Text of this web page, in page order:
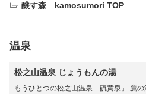
醸す森 kamosumori TOP
温泉
松之山温泉 じょうもんの湯
もうひとつの松之山温泉「硫黄泉」 鷹